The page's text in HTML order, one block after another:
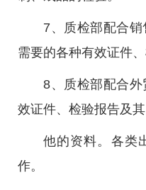
7、质检部配合
需要的各种有效证件
8、质检部配合
效证件、检验报告及其
他的资料。各类
作。